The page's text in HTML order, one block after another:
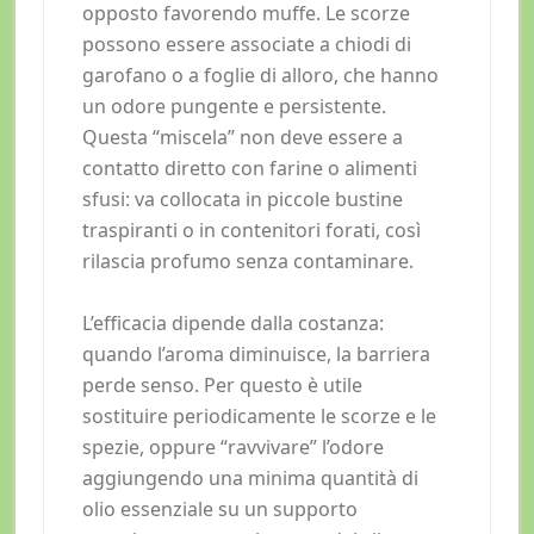
opposto favorendo muffe. Le scorze
possono essere associate a chiodi di
garofano o a foglie di alloro, che hanno
un odore pungente e persistente.
Questa “miscela” non deve essere a
contatto diretto con farine o alimenti
sfusi: va collocata in piccole bustine
traspiranti o in contenitori forati, così
rilascia profumo senza contaminare.
L’efficacia dipende dalla costanza:
quando l’aroma diminuisce, la barriera
perde senso. Per questo è utile
sostituire periodicamente le scorze e le
spezie, oppure “ravvivare” l’odore
aggiungendo una minima quantità di
olio essenziale su un supporto